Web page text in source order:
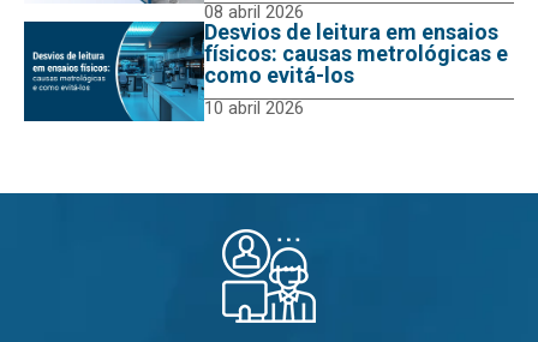
08 abril 2026
Desvios de leitura em ensaios
físicos: causas metrológicas e
como evitá-los
10 abril 2026